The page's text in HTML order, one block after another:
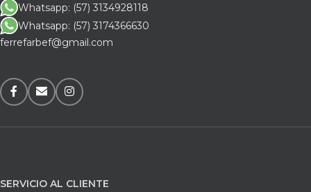
Whatsapp: (57) 3134928118
Whatsapp: (57) 3174366630
ferrefarbef@gmail.com
SERVICIO AL CLIENTE